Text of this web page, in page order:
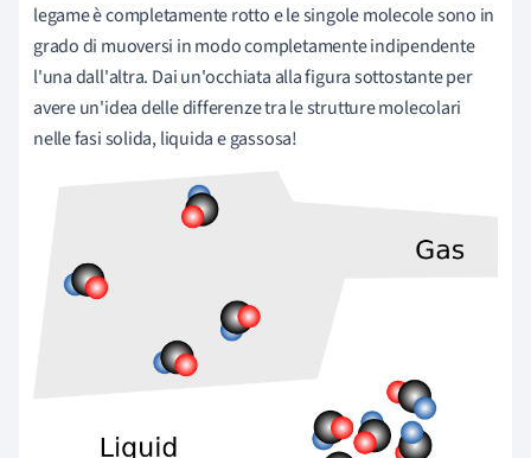
legame è completamente rotto e le singole molecole sono in
grado di muoversi in modo completamente indipendente
l'una dall'altra. Dai un'occhiata alla figura sottostante per
avere un'idea delle differenze tra le strutture molecolari
nelle fasi solida, liquida e gassosa!